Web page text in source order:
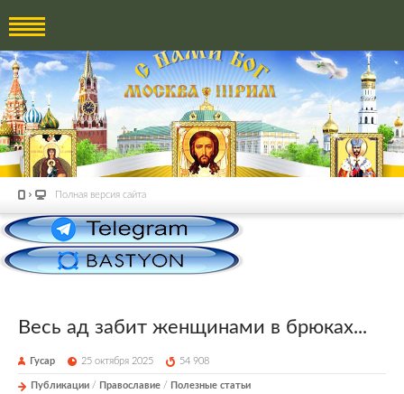
Полная версия сайта
Весь ад забит женщинами в брюках...
Гусар 25 октября 2025 54 908
Публикации / Православие / Полезные статьи